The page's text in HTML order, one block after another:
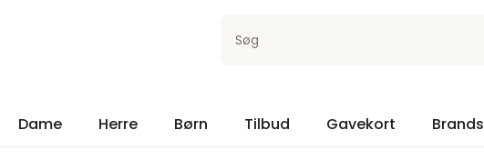
Søg
Dame Herre Børn Tilbud Gavekort Brands